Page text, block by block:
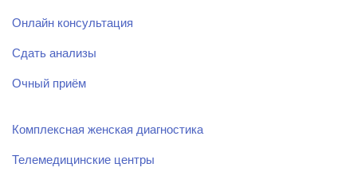
Онлайн консультация
Сдать анализы
Очный приём
Комплексная женская диагностика
Телемедицинские центры